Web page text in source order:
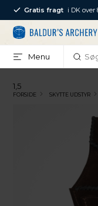
Gratis fragt i DK
Menu
1,5
FORSIDE SKYTTE UDSTYR